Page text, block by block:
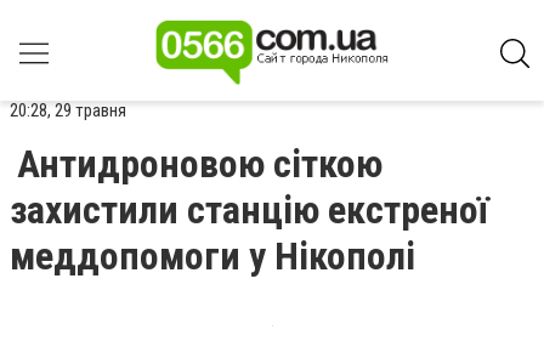
20:28, 29 травня
Антидроновою сіткою
захистили станцію екстреної
меддопомоги у Нікополі